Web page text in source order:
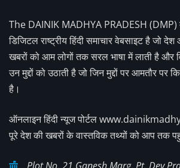
The DAINIK MADHYA PRADESH (DMP)
डिजिटल राष्ट्रीय हिंदी समाचार वेबसाइट है जो
खबरों को आम लोगों तक सरल भाषा में लाती है
उन मुद्दों को उठाती है जो जिन मुद्दों पर आमतौर पर
है।
ऑनलाइन हिंदी न्यूज पोर्टल
पूरे देश की खबरों के वास्तविक तथ्यों को आप तक